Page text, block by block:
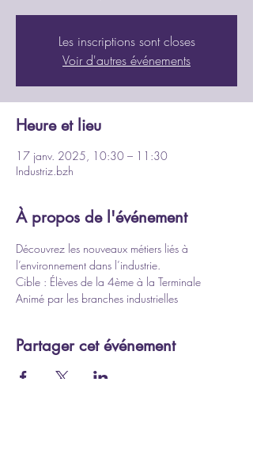
Les inscriptions sont closes
Voir d'autres événements
Heure et lieu
17 janv. 2025, 10:30 – 11:30
Industriz.bzh
À propos de l'événement
Découvrez les nouveaux métiers liés à
l’environnement dans l’industrie.
Cible : Élèves de la 4ème à la Terminale
Animé par les branches industrielles
Partager cet événement